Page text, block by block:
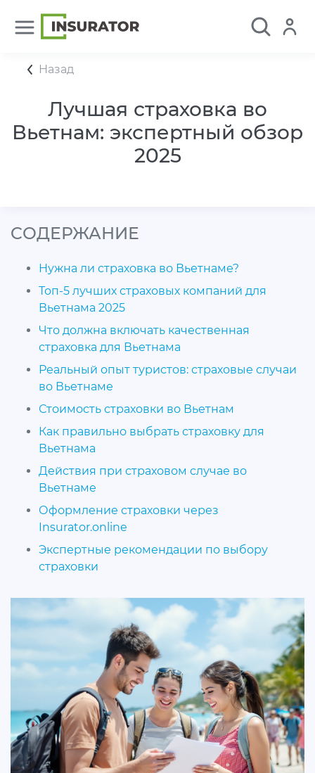
Назад
Лучшая страховка во
Вьетнам: экспертный обзор
2025
CОДЕРЖАНИЕ
Нужна ли страховка во Вьетнаме?
Топ-5 лучших страховых компаний для
Вьетнама 2025
Что должна включать качественная
страховка для Вьетнама
Реальный опыт туристов: страховые случаи
во Вьетнаме
Стоимость страховки во Вьетнам
Как правильно выбрать страховку для
Вьетнама
Действия при страховом случае во
Вьетнаме
Оформление страховки через
Insurator.online
Экспертные рекомендации по выбору
страховки